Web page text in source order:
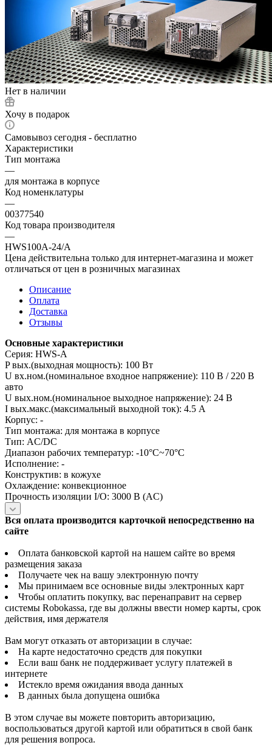
Нет в наличии
Хочу в подарок
Самовывоз сегодня - бесплатно
Характеристики
Тип монтажа
—
для монтажа в корпусе
Код номенклатуры
—
00377540
Код товара производителя
—
HWS100A-24/A
Цена действительна только для интернет-магазина и может
отличаться от цен в розничных магазинах
Описание
Оплата
Доставка
Отзывы
Основные характеристики
Серия: HWS-A
P вых.(выходная мощность): 100 Вт
U вх.ном.(номинальное входное напряжение): 110 В / 220 В
авто
U вых.ном.(номинальное выходное напряжение): 24 В
I вых.макс.(максимальный выходной ток): 4.5 А
Корпус: -
Тип монтажа: для монтажа в корпусе
Тип: AC/DC
Диапазон рабочих температур: -10°C~70°C
Исполнение: -
Конструктив: в кожухе
Охлаждение: конвекционное
Прочность изоляции I/O: 3000 В (AC)
Вся оплата производится карточкой непосредственно на
сайте
Оплата банковской картой на нашем сайте во время
размещения заказа
Получаете чек на вашу электронную почту
Мы принимаем все основные виды электронных карт
Чтобы оплатить покупку, вас перенаправит на сервер
системы Robokassa, где вы должны ввести номер карты, срок
действия, имя держателя
Вам могут отказать от авторизации в случае:
На карте недостаточно средств для покупки
Если ваш банк не поддерживает услугу платежей в
интернете
Истекло время ожидания ввода данных
В данных была допущена ошибка
В этом случае вы можете повторить авторизацию,
воспользоваться другой картой или обратиться в свой банк
для решения вопроса.